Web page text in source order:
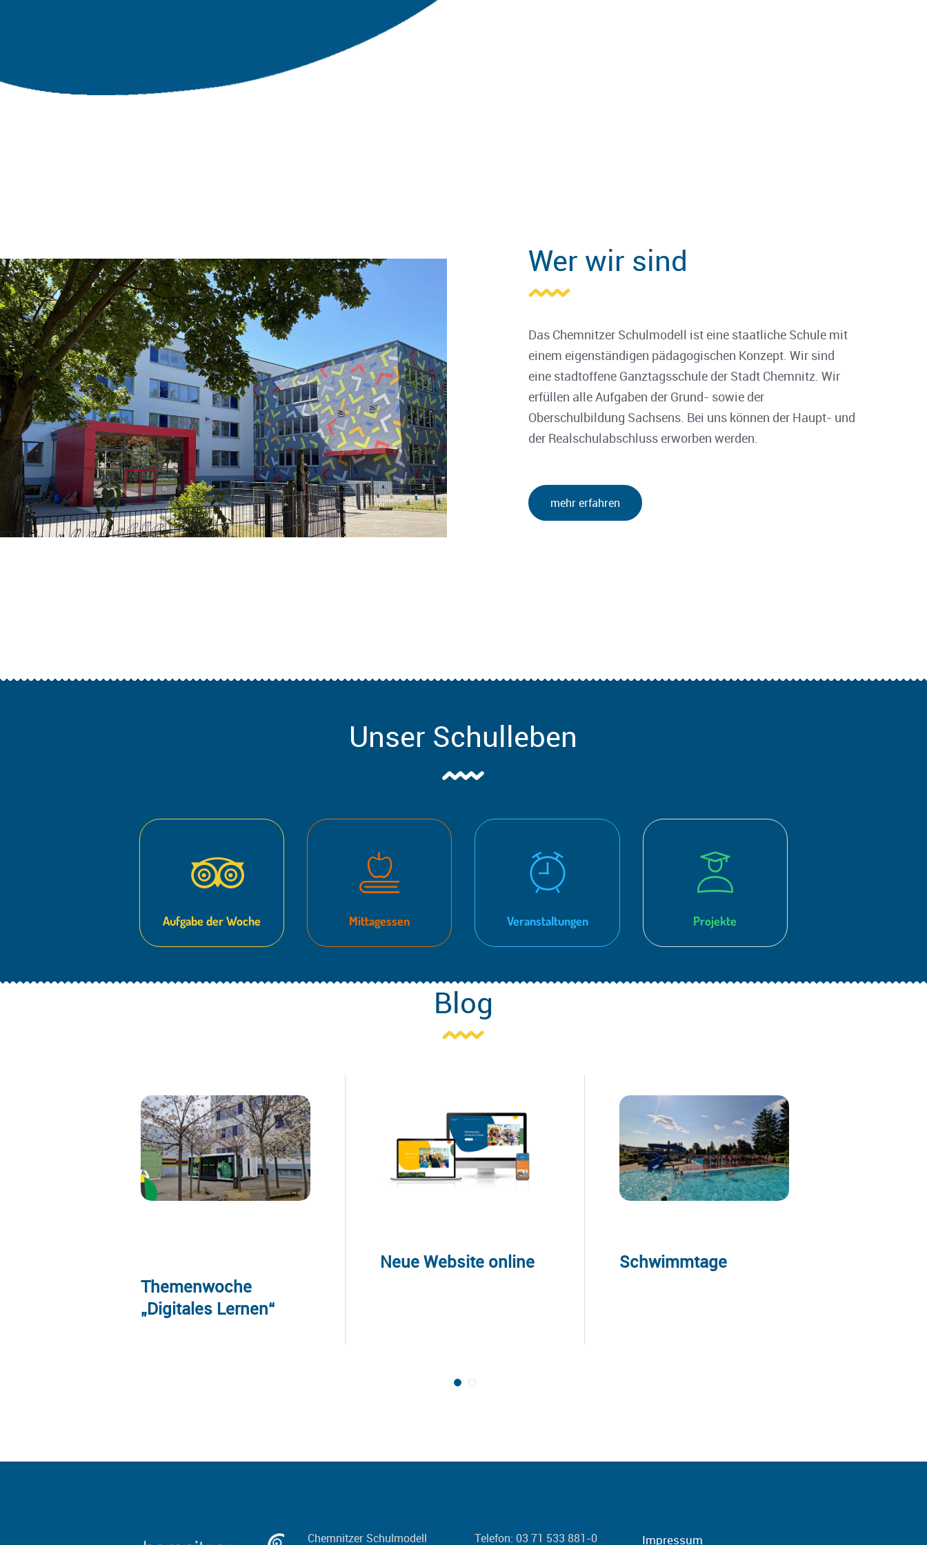
Wer wir sind
Das Chemnitzer Schulmodell ist eine staatliche Schule mit
einem eigenständigen pädagogischen Konzept. Wir sind
eine stadtoffene Ganztagsschule der Stadt Chemnitz. Wir
erfüllen alle Aufgaben der Grund- sowie der
Oberschulbildung Sachsens. Bei uns können der Haupt- und
der Realschulabschluss erworben werden.
mehr erfahren
Unser Schulleben
Aufgabe der Woche Mittagessen Veranstaltungen Projekte
Blog
Themenwoche
„Digitales Lernen“
Neue Website online Schwimmtage
Chemnitzer Schulmodell Telefon: 03 71 533 881-0 Impressum